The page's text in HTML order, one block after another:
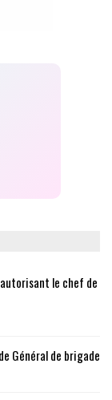
le chef de
Général de brigade